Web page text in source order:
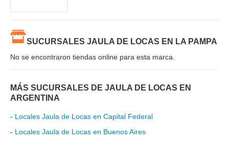
SUCURSALES JAULA DE LOCAS EN LA PAMPA
No se encontraron tiendas online para esta marca.
MÁS SUCURSALES DE JAULA DE LOCAS EN
ARGENTINA
- Locales Jaula de Locas en Capital Federal
- Locales Jaula de Locas en Buenos Aires